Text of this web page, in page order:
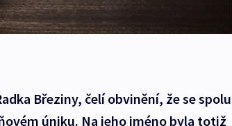
Březiny, čelí obvinění, že se spolu
úniku. Na jeho jméno byla totiž